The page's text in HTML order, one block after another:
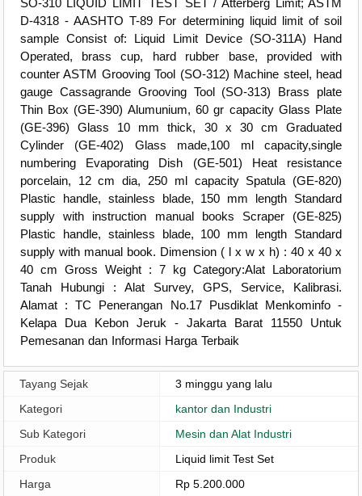
SO-310 LIQUID LIMIT TEST SET / Atterberg Limit; ASTM
D-4318 - AASHTO T-89 For determining liquid limit of soil
sample Consist of: Liquid Limit Device (SO-311A) Hand
Operated, brass cup, hard rubber base, provided with
counter ASTM Grooving Tool (SO-312) Machine steel, head
gauge Cassagrande Grooving Tool (SO-313) Brass plate
Thin Box (GE-390) Alumunium, 60 gr capacity Glass Plate
(GE-396) Glass 10 mm thick, 30 x 30 cm Graduated
Cylinder (GE-402) Glass made,100 ml capacity,single
numbering Evaporating Dish (GE-501) Heat resistance
porcelain, 12 cm dia, 250 ml capacity Spatula (GE-820)
Plastic handle, stainless blade, 150 mm length Standard
supply with instruction manual books Scraper (GE-825)
Plastic handle, stainless blade, 100 mm length Standard
supply with manual book. Dimension ( l x w x h) : 40 x 40 x
40 cm Gross Weight : 7 kg Category:Alat Laboratorium
Tanah Hubungi : Alat Survey, GPS, Service, Kalibrasi.
Alamat : TC Penerangan No.17 Pusdiklat Menkominfo -
Kelapa Dua Kebon Jeruk - Jakarta Barat 11550 Untuk
Pemesanan dan Informasi Harga Terbaik
Tayang Sejak
3 minggu yang lalu
Kategori
kantor dan Industri
Sub Kategori
Mesin dan Alat Industri
Produk
Liquid limit Test Set
Harga
Rp 5.200.000